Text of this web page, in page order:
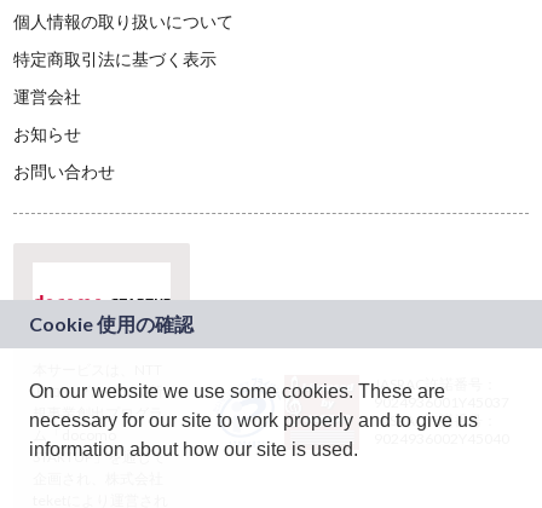
個人情報の取り扱いについて
特定商取引法に基づく表示
運営会社
お知らせ
お問い合わせ
ドコモグループの新
規事業創出プログラ
ム「docomo
STARTUP」を通じて
JASRAC許諾番号：
9024936001Y45037
JASRAC許諾番号：
On our website we use some cookies. These are
necessary for our site to work properly and to give us
information about how our site is used.